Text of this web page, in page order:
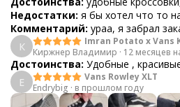
Недостатки: я бы хотел что то
Комментарий: ураа, я забрал
К
Imran Potato x Vans
Киржнер Владимир · 12 месяцев
Достоинства: Удобные ,
E
Vans Rowley XLT
Endrybig · в прошлом году